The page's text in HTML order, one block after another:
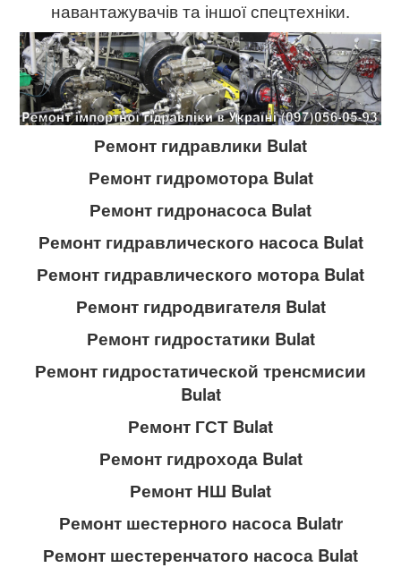
навантажувачів та іншої спецтехніки.
Ремонт гидравлики Bulat
Ремонт гидромотора Bulat
Ремонт гидронасоса Bulat
Ремонт гидравлического насоса Bulat
Ремонт гидравлического мотора Bulat
Ремонт гидродвигателя Bulat
Ремонт гидростатики Bulat
Ремонт гидростатической тренсмисии
Bulat
Ремонт ГСТ Bulat
Ремонт гидрохода Bulat
Ремонт НШ Bulat
Ремонт шестерного насоса Bulatr
Ремонт шестеренчатого насоса Bulat